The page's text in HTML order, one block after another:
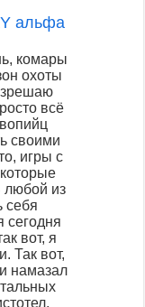
альфа
комары
охоты
всё
своими
игры с
любой из
себя
сегодня
вот, я
Так вот,
намазал